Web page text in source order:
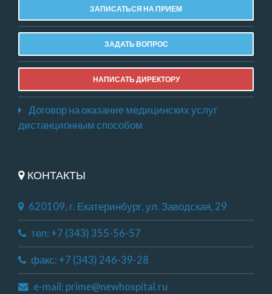
ЗАПИСАТЬСЯ НА ПРИЕМ
ЗАДАТЬ ВОПРОС
НАПИСАТЬ ДИРЕКТОРУ
Договор на оказание медицинских услуг
дистанционным способом
КОНТАКТЫ
620109, г. Екатеринбург, ул. Заводская, 29
тел: +7 (343) 355-56-57
факс: +7 (343) 246-39-28
e-mail: prime@newhospital.ru